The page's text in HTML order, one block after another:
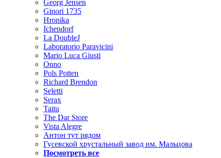
Georg Jensen
Ginori 1735
Hronika
Ichendorf
La DoubleJ
Laboratorio Paravicini
Mario Luca Giusti
Onno
Pols Potten
Richard Brendon
Seletti
Serax
Taitu
The Dar Store
Vista Alegre
Антон тут рядом
Гусевской хрустальный завод им. Мальцова
Посмотреть все